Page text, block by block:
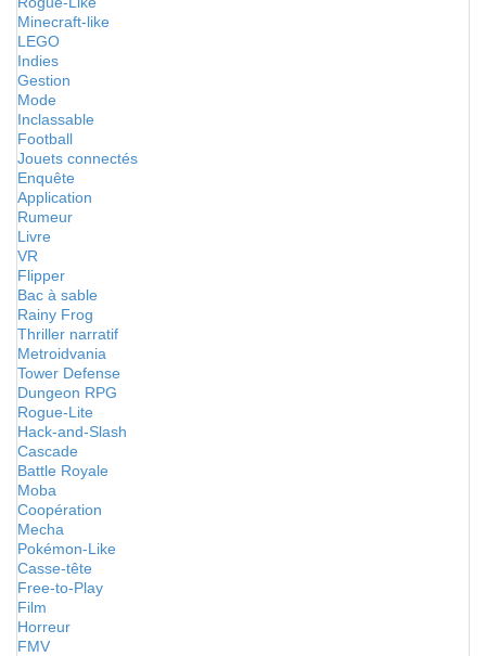
Minecraft-like
LEGO
Indies
Gestion
Mode
Inclassable
Football
Jouets connectés
Enquête
Application
Rumeur
Livre
VR
Flipper
Bac à sable
Rainy Frog
Thriller narratif
Metroidvania
Tower Defense
Dungeon RPG
Rogue-Lite
Hack-and-Slash
Cascade
Battle Royale
Moba
Coopération
Mecha
Pokémon-Like
Casse-tête
Free-to-Play
Film
Horreur
FMV